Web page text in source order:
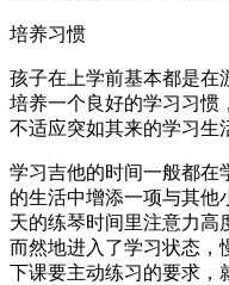
培养习惯
孩子在上学前基本都是在
培养一个良好的学习习惯
不适应突如其来的学习生
学习吉他的时间一般都在
的生活中增添一项与其他
天的练琴时间里注意力高
而然地进入了学习状态，
下课要主动练习的要求，